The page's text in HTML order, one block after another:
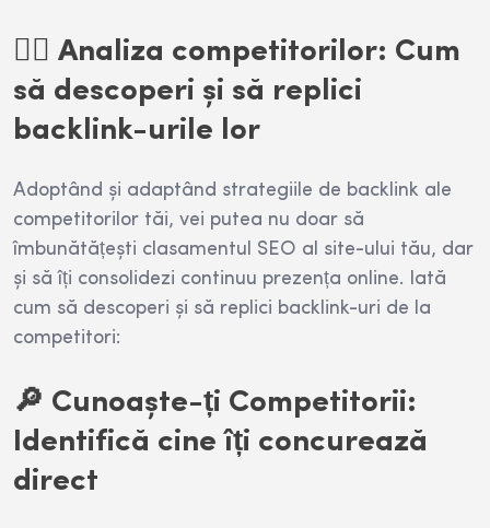
🕵️‍♂️ Analiza competitorilor: Cum
să descoperi și să replici
backlink-urile lor
Adoptând și adaptând strategiile de backlink ale
competitorilor tăi, vei putea nu doar să
îmbunătățești clasamentul SEO al site-ului tău, dar
și să îți consolidezi continuu prezența online. Iată
cum să descoperi și să replici backlink-uri de la
competitori:
🔎 Cunoaște-ți Competitorii:
Identifică cine îți concurează
direct